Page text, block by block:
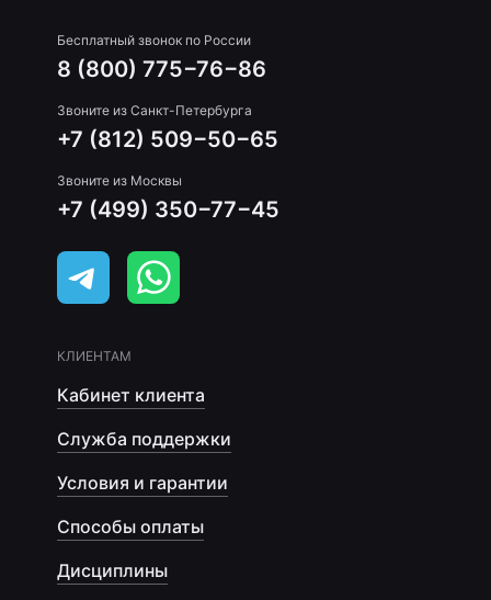
Бесплатный звонок по России
8 (800) 775−76−86
Звоните из Санкт-Петербурга
+7 (812) 509−50−65
Звоните из Москвы
+7 (499) 350−77−45
КЛИЕНТАМ
Кабинет клиента
Служба поддержки
Условия и гарантии
Способы оплаты
Дисциплины